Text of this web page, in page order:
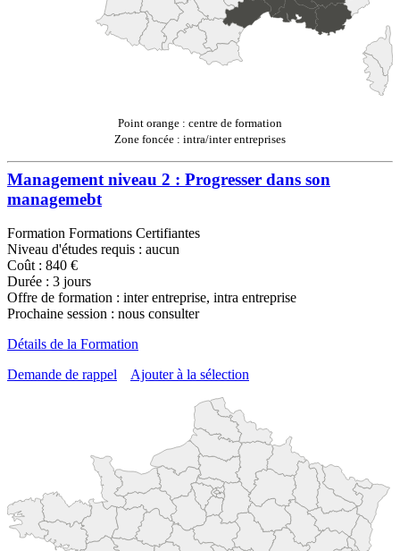
Point orange : centre de formation
Zone foncée : intra/inter entreprises
Management niveau 2 : Progresser dans son
managemebt
Formation Formations Certifiantes
Niveau d'études requis : aucun
Coût : 840 €
Durée : 3 jours
Offre de formation : inter entreprise, intra entreprise
Prochaine session : nous consulter
Détails de la Formation
Demande de rappel
Ajouter à la sélection